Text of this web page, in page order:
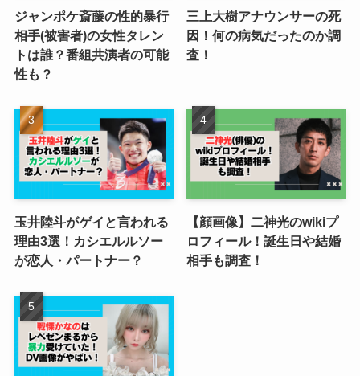
ジャンポケ斎藤の性的暴行
相手(被害者)の女性タレン
トは誰？番組共演者の可能
性も？
三上大樹アナウンサーの死
因！何の病気だったのか調
査！
玉井陸斗がゲイと言われる
理由3選！カシエルルソー
が恋人・パートナー？
【顔画像】二神光のwikiプ
ロフィール！誕生日や結婚
相手も調査！